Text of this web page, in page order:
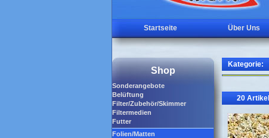
Startseite Über Uns
Shop
Sonderangebote
Belüftung
Filter/Zubehör/Skimmer
Filtermedien
Futter
Folien/Matten
Kategorie:
20 Artikel